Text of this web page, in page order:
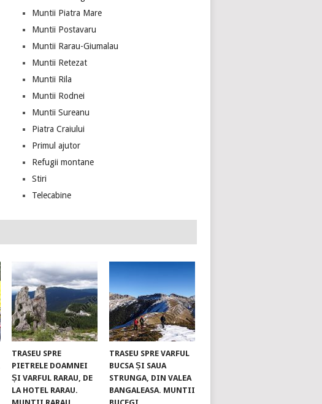
Muntii Piatra Mare
Muntii Postavaru
Muntii Rarau-Giumalau
Muntii Retezat
Muntii Rila
Muntii Rodnei
Muntii Sureanu
Piatra Craiului
Primul ajutor
Refugii montane
Stiri
Telecabine
TRASEU SPRE
PIETRELE DOAMNEI
ȘI VARFUL RARAU, DE
LA HOTEL RARAU.
TRASEU SPRE VARFUL
BUCSA ȘI SAUA
STRUNGA, DIN VALEA
BANGALEASA. MUNTII